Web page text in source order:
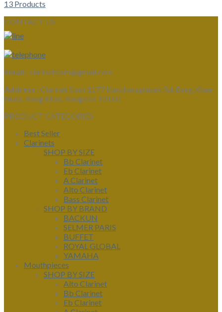
13 Products
CONTACT US
Email : clarinetsiam@gmail.com
Address : Clarinet Siam 1177 Kanchanaphisek Rd, Bang Khae
Nuea, Bang Khae, Bangkok 10160
PRODUCT CATEGORIES
Best Seller
Clarinets
SHOP BY SIZE
Bb Clarinet
Eb Clarinet
A Clarinet
Alto Clarinet
Bass Clarinet
SHOP BY BRAND
BACKUN
SELMER PARIS
BUFFET
ROYAL GLOBAL
YAMAHA
Mouthpieces
SHOP BY SIZE
Alto Clarinet
Bb Clarinet
Eb Clarinet